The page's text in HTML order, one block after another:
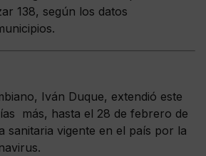
138, según los datos
Iván Duque, extendió este
más, hasta el 28 de febrero de
sanitaria vigente en el país por la